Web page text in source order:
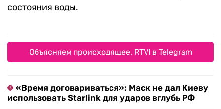
состояния воды.
Объясняем происходящее. RTVI в Telegram
«Время договариваться»: Маск не дал Киеву
использовать Starlink для ударов вглубь РФ